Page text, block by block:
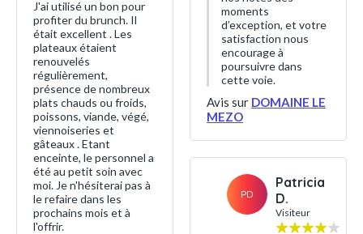
J'ai utilisé un bon pour
profiter du brunch. Il
était excellent . Les
plateaux étaient
renouvelés
régulièrement,
présence de nombreux
plats chauds ou froids,
poissons, viande, végé,
viennoiseries et
gâteaux . Etant
enceinte, le personnel a
été au petit soin avec
moi. Je n'hésiterai pas à
le refaire dans les
prochains mois et à
l'offrir.
moments
d’exception, et votre
satisfaction nous
encourage à
poursuivre dans
cette voie.
Avis sur DOMAINE LE
MEZO
PD
Patricia
D.
Visiteur